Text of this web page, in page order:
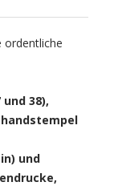
ordentliche
38),
und